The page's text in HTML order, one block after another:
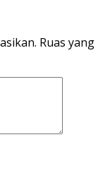
Ruas yang